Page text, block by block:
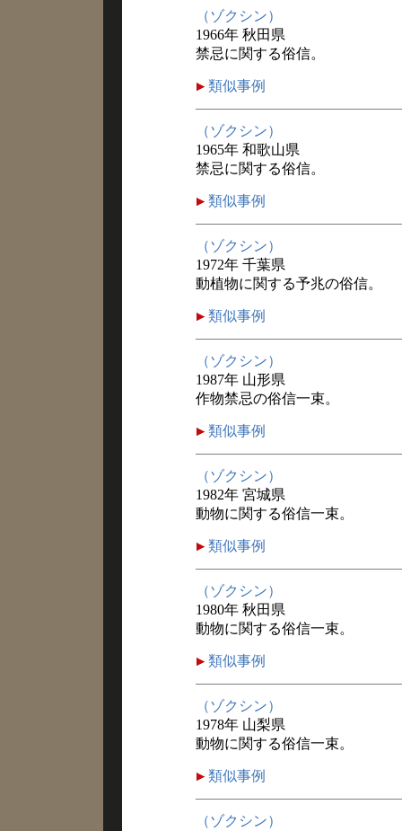
（ゾクシン）
1966年 秋田県
禁忌に関する俗信。
類似事例
（ゾクシン）
1965年 和歌山県
禁忌に関する俗信。
類似事例
（ゾクシン）
1972年 千葉県
動植物に関する予兆の俗信。
類似事例
（ゾクシン）
1987年 山形県
作物禁忌の俗信一束。
類似事例
（ゾクシン）
1982年 宮城県
動物に関する俗信一束。
類似事例
（ゾクシン）
1980年 秋田県
動物に関する俗信一束。
類似事例
（ゾクシン）
1978年 山梨県
動物に関する俗信一束。
類似事例
（ゾクシン）